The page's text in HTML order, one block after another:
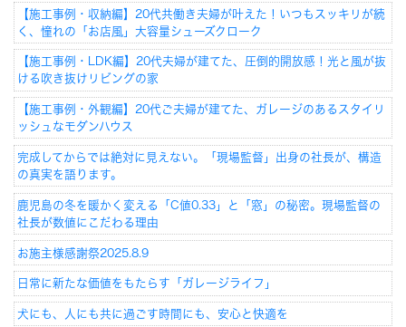
【施工事例・収納編】20代共働き夫婦が叶えた！いつもスッキリが続
く、憧れの「お店風」大容量シューズクローク
【施工事例・LDK編】20代夫婦が建てた、圧倒的開放感！光と風が抜
ける吹き抜けリビングの家
【施工事例・外観編】20代ご夫婦が建てた、ガレージのあるスタイリ
ッシュなモダンハウス
完成してからでは絶対に見えない。「現場監督」出身の社長が、構造
の真実を語ります。
鹿児島の冬を暖かく変える「C値0.33」と「窓」の秘密。現場監督の
社長が数値にこだわる理由
お施主様感謝祭2025.8.9
日常に新たな価値をもたらす「ガレージライフ」
犬にも、人にも共に過ごす時間にも、安心と快適を